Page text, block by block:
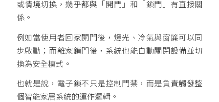
或情境切換，幾乎都與「開門」和「鎖門」有直接關
係。
例如當使用者回家開門後，燈光、冷氣與窗簾可以同
步啟動；而離家鎖門後，系統也能自動關閉設備並切
換為安全模式。
也就是說，電子鎖不只是控制門禁，而是負責觸發整
個智能家居系統的運作邏輯。